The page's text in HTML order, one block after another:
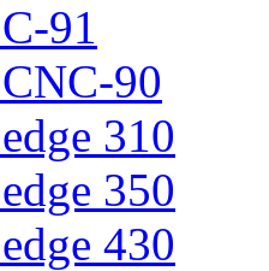
91
90
310
350
430